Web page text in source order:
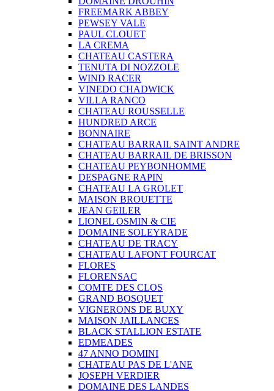
FREEMARK ABBEY
PEWSEY VALE
PAUL CLOUET
LA CREMA
CHATEAU CASTERA
TENUTA DI NOZZOLE
WIND RACER
VINEDO CHADWICK
VILLA RANCO
CHATEAU ROUSSELLE
HUNDRED ARCE
BONNAIRE
CHATEAU BARRAIL SAINT ANDRE
CHATEAU BARRAIL DE BRISSON
CHATEAU PEYBONHOMME
DESPAGNE RAPIN
CHATEAU LA GROLET
MAISON BROUETTE
JEAN GEILER
LIONEL OSMIN & CIE
DOMAINE SOLEYRADE
CHATEAU DE TRACY
CHATEAU LAFONT FOURCAT
FLORES
FLORENSAC
COMTE DES CLOS
GRAND BOSQUET
VIGNERONS DE BUXY
MAISON JAILLANCES
BLACK STALLION ESTATE
EDMEADES
47 ANNO DOMINI
CHATEAU PAS DE L'ANE
JOSEPH VERDIER
DOMAINE DES LANDES